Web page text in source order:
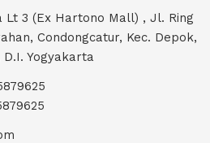
Lt 3 (Ex Hartono Mall) , Jl. Ring
Condongcatur, Kec. Depok,
Yogyakarta